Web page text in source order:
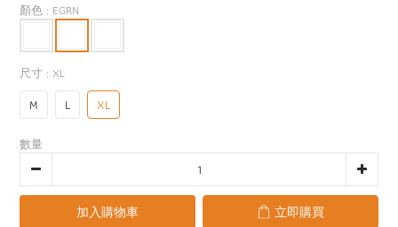
顏色 : EGRN
尺寸 : XL
M L XL
數量
加入購物車 立即購買